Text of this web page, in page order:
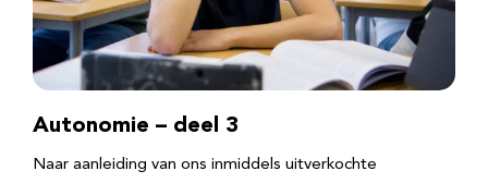
Autonomie – deel 3
Naar aanleiding van ons inmiddels uitverkochte